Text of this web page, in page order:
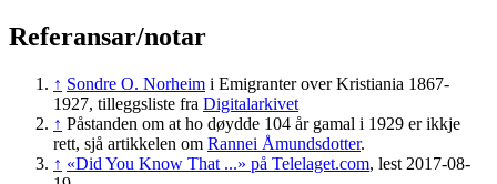
Referansar/notar
↑ Sondre O. Norheim i Emigranter over Kristiania 1867-
1927, tilleggsliste fra Digitalarkivet
↑ Påstanden om at ho døydde 104 år gamal i 1929 er ikkje
rett, sjå artikkelen om Rannei Åmundsdotter.
↑ «Did You Know That ...» på Telelaget.com, lest 2017-08-